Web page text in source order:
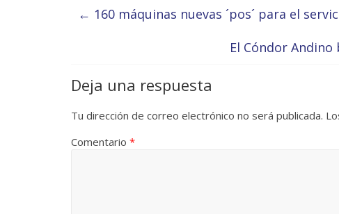
← 160 máquinas nuevas ´pos´ para el
El Cóndor
Deja una respuesta
Tu dirección de correo electrónico no será publicada.
Comentario *